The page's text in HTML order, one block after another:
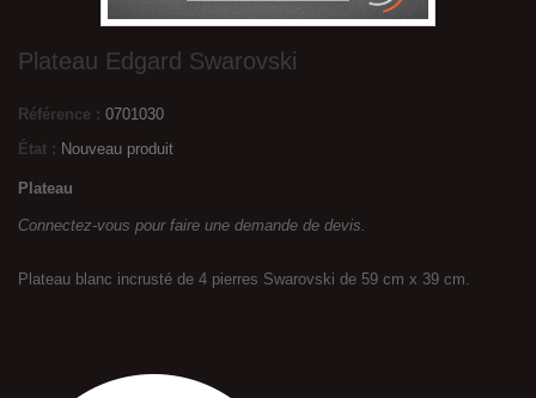
Plateau Edgard Swarovski
Référence : 0701030
État : Nouveau produit
Plateau
Connectez-vous pour faire une demande de devis.
Plateau blanc incrusté de 4 pierres Swarovski de 59 cm x 39 cm.